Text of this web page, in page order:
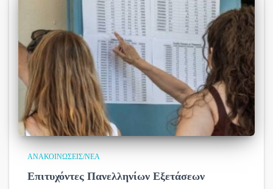
ΑΝΑΚΟΙΝΏΣΕΙΣ/ΝΈΑ
Επιτυχόντες Πανελληνίων Εξετάσεων